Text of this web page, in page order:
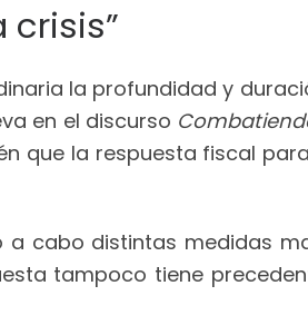
crisis”
la profundidad y
en el discurso
que la respuesta fiscal para
a cabo distintas medidas
tampoco tiene